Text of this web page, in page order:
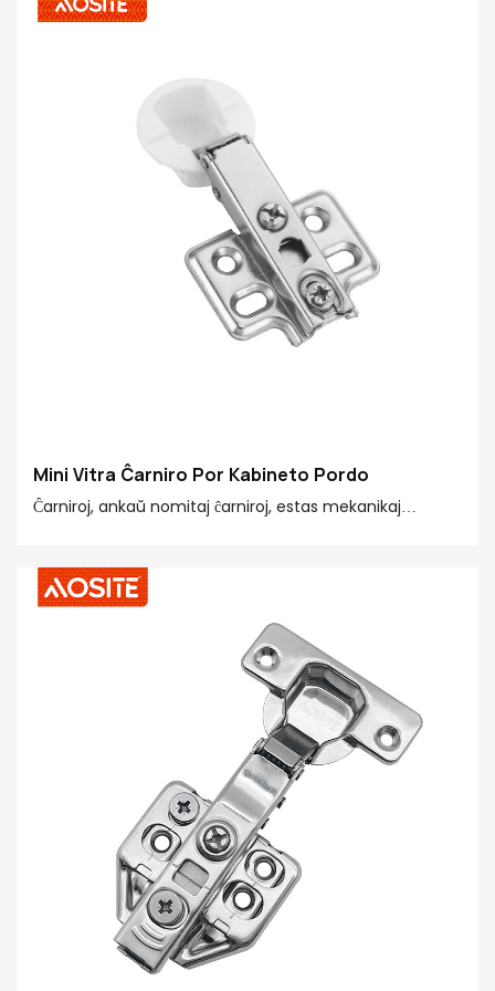
estos strikte testitaj de la testa centro antaŭ ol eliri la
hejman vivon delikata kaj komforta en detaloj.
Mini Vitra Ĉarniro Por Kabineto Pordo
Ĉarniroj, ankaŭ nomitaj ĉarniroj, estas mekanikaj
rotacion inter ili. La ĉarniro povas esti formita de
movebla komponento aŭ faldebla materialo. Ĉarniroj
estas ĉefe instalitaj sur pordoj kaj fenestroj, dum
ĉarniroj estas pli instalitaj sur kabinetoj. Laŭ